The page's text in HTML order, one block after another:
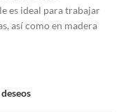
es ideal para trabajar
así como en madera